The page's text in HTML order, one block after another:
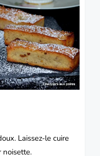
Laissez-le cuire
noisette.